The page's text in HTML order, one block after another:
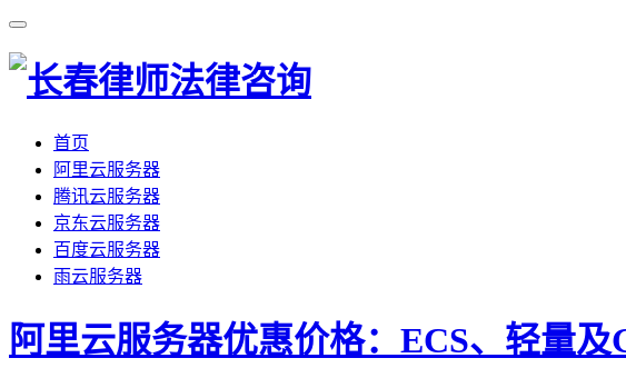
首页
阿里云服务器
腾讯云服务器
京东云服务器
百度云服务器
雨云服务器
阿里云服务器优惠价格：ECS、轻量